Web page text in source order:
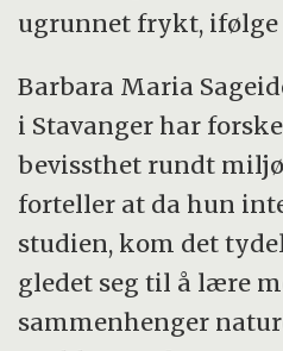
ugrunnet frykt, ifølge
Barbara Maria
i Stavanger har
bevissthet rundt
forteller at da hun
studien, kom det
gledet seg til å lære
sammenhenger